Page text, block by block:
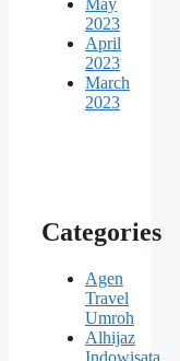
May
2023
April
2023
March
2023
Categories
Agen
Travel
Umroh
Alhijaz
Indowisata